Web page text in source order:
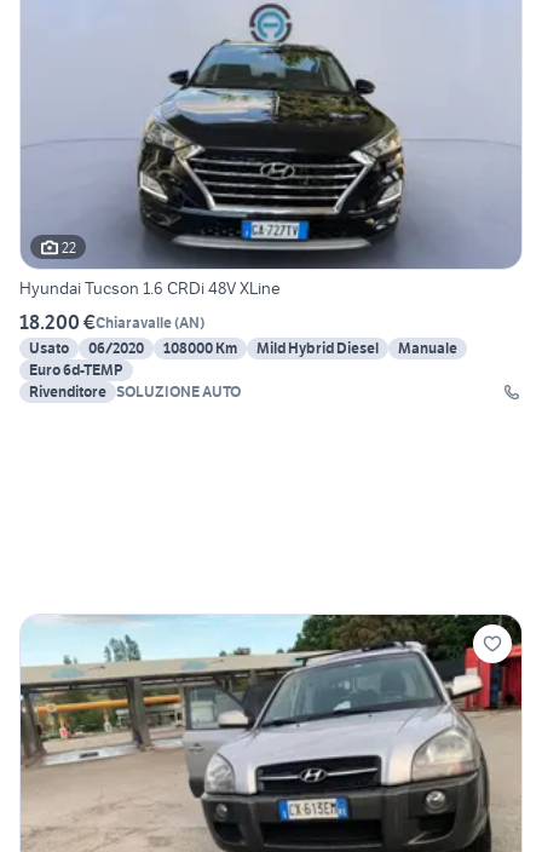
22
Hyundai Tucson 1.6 CRDi 48V XLine
18.200 €Chiaravalle(AN)
Usato
06/2020 108000 Km Mild Hybrid Diesel
Manuale
Euro 6d-TEMP
Rivenditore SOLUZIONE AUTO